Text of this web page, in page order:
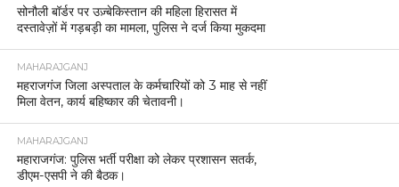
सोनौली बॉर्डर पर उज़्बेकिस्तान की महिला हिरासत में
दस्तावेज़ों में गड़बड़ी का मामला, पुलिस ने दर्ज किया मुकदमा
MAHARAJGANJ
महराजगंज जिला अस्पताल के कर्मचारियों को 3 माह से नहीं
मिला वेतन, कार्य बहिष्कार की चेतावनी।
MAHARAJGANJ
महाराजगंज: पुलिस भर्ती परीक्षा को लेकर प्रशासन सतर्क,
डीएम-एसपी ने की बैठक।